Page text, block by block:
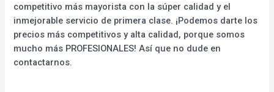
competitivo más mayorista con la súper calidad y el
inmejorable servicio de primera clase. ¡Podemos darte los
precios más competitivos y alta calidad, porque somos
mucho más PROFESIONALES! Así que no dude en
contactarnos.